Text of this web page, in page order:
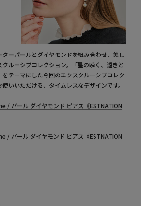
ターパールとダイヤモンドを組み合わせ、美し
ルーシブコレクション。「星の瞬く、透きと
テーマにした今回のエクスクルーシブコレク
いいただける、タイムレスなデザインです。
/ パール ダイヤモンド ピアス《ESTNATION
/ パール ダイヤモンド ピアス《ESTNATION